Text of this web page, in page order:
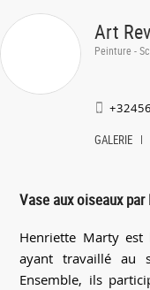
Art
Peinture -
GALERIE
Vase aux oiseaux
Henriette Marty est
ayant travaillé au
Ensemble, ils